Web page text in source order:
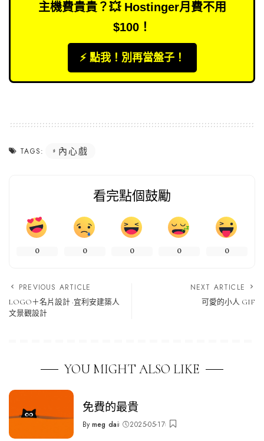
主機費貴貴？💥 Hostinger月費不用
$100！
⚡️ 點我！別再當盤子！
TAGS: 內心戲
看完點個鼓勵
0 0 0 0 0
PREVIOUS ARTICLE
LOGO＋名片設計 ·宜利安建築人
文景觀設計
NEXT ARTICLE
可愛的小人 GIF
YOU MIGHT ALSO LIKE
免費的最貴
Posted
By meg dai 2025-05-17